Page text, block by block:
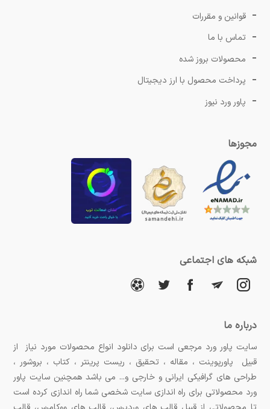
قوانین و مقررات
تماس با ما
محصولات بروز شده
پرداخت محصول با ارز دیجیتال
پاور ورد نیوز
مجوزها
شبکه های اجتماعی
درباره ما
سایت پاور ورد مرجعی است برای دانلود انواع محصولات مورد نیاز از
قبیل پاورپوینت ، مقاله ، تحقیق ، ریست پرینتر ، کتاب ، بروشور ،
طراحی های گرافیکی ایرانی و خارجی و... می باشد همچنین سایت پاور
ورد محصولاتی برای راه اندازی سایت شخصی شما راه اندازی کرده است